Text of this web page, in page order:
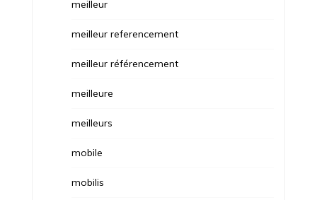
meilleur
meilleur referencement
meilleur référencement
meilleure
meilleurs
mobile
mobilis